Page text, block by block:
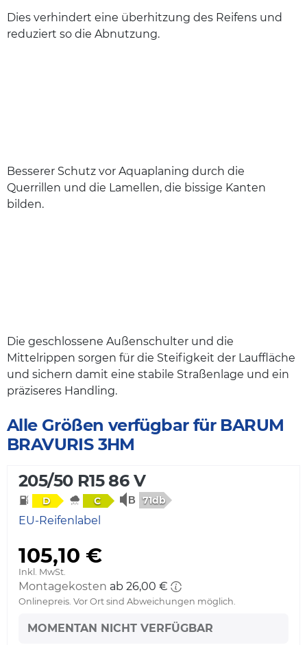
Dies verhindert eine überhitzung des Reifens und
reduziert so die Abnutzung.
Besserer Schutz vor Aquaplaning durch die
Querrillen und die Lamellen, die bissige Kanten
bilden.
Die geschlossene Außenschulter und die
Mittelrippen sorgen für die Steifigkeit der Lauffläche
und sichern damit eine stabile Straßenlage und ein
präziseres Handling.
Alle Größen verfügbar für BARUM
BRAVURIS 3HM
205/50 R15 86 V
D C 71db
EU-Reifenlabel
105,10 €
Inkl. MwSt.
Montagekosten ab 26,00 €
Onlinepreis. Vor Ort sind Abweichungen möglich.
MOMENTAN NICHT VERFÜGBAR